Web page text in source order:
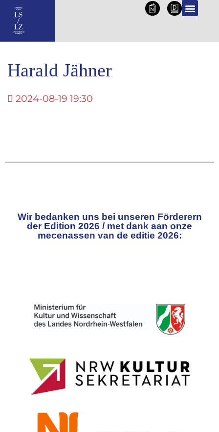
NL DE
Harald Jähner
2024-08-19 19:30
Wir bedanken uns bei unseren Förderern
der Edition 2026 / met dank aan onze
mecenassen van de editie 2026: